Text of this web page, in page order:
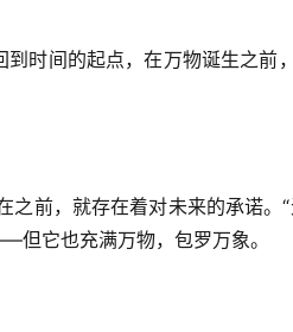
时间的起点，在万物诞生之前
之前，就存在着对未来的承诺。
它也充满万物，包罗万象。